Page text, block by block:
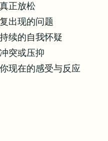
正放松
出现的问题
续的自我怀疑
突或压抑
现在的感受与反应